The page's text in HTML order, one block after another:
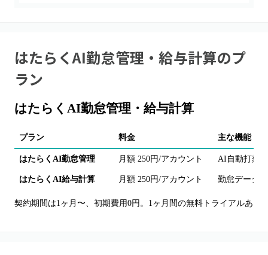
はたらくAI勤怠管理・給与計算のプ
ラン
はたらくAI勤怠管理・給与計算
プラン 料金 主な機能・
はたらくAI勤怠管理 月額 250円/アカウント AI自動打刻
はたらくAI給与計算 月額 250円/アカウント 勤怠データ
契約期間は1ヶ月〜、初期費用0円。1ヶ月間の無料トライアルあり